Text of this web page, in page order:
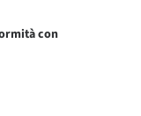
con